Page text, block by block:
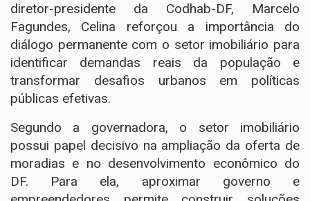
diretor-presidente da Codhab-DF, Marcelo
Fagundes, Celina reforçou a importância do
diálogo permanente com o setor imobiliário para
identificar demandas reais da população e
transformar desafios urbanos em políticas
públicas efetivas.
Segundo a governadora, o setor imobiliário
possui papel decisivo na ampliação da oferta de
moradias e no desenvolvimento econômico do
DF. Para ela, aproximar governo e